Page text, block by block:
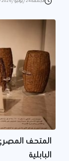
المتحف
البابلية